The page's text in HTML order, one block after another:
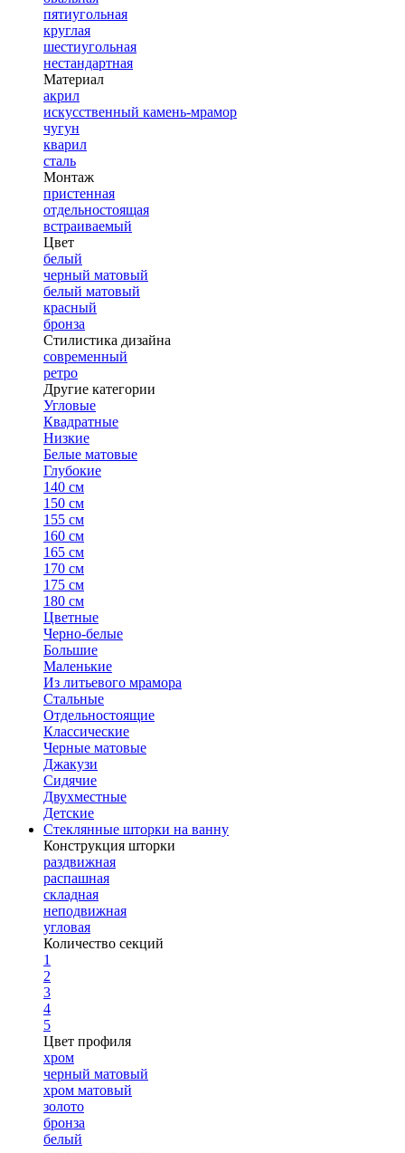
пятиугольная
круглая
шестиугольная
нестандартная
Материал
акрил
искусственный камень-мрамор
чугун
кварил
сталь
Монтаж
пристенная
отдельностоящая
встраиваемый
Цвет
белый
черный матовый
белый матовый
красный
бронза
Стилистика дизайна
современный
ретро
Другие категории
Угловые
Квадратные
Низкие
Белые матовые
Глубокие
140 см
150 см
155 см
160 см
165 см
170 см
175 см
180 см
Цветные
Черно-белые
Большие
Маленькие
Из литьевого мрамора
Стальные
Отдельностоящие
Классические
Черные матовые
Джакузи
Сидячие
Двухместные
Детские
Стеклянные шторки на ванну
Конструкция шторки
раздвижная
распашная
складная
неподвижная
угловая
Количество секций
1
2
3
4
5
Цвет профиля
хром
черный матовый
хром матовый
золото
бронза
белый